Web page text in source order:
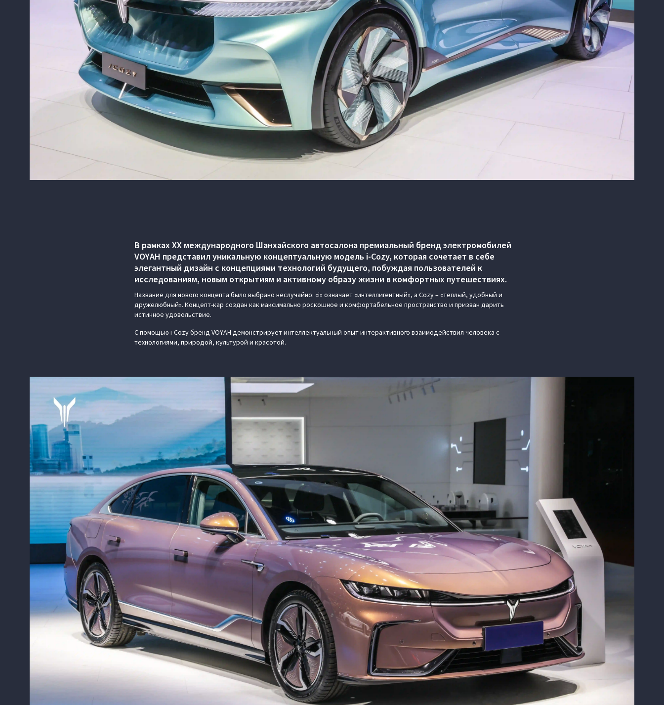
В рамках ХХ международного Шанхайского автосалона премиальный бренд электромобилей
VOYAH представил уникальную концептуальную модель i-Cozy, которая сочетает в себе
элегантный дизайн с концепциями технологий будущего, побуждая пользователей к
исследованиям, новым открытиям и активному образу жизни в комфортных путешествиях.
Название для нового концепта было выбрано неслучайно: «i» означает «интеллигентный», а Cozy – «теплый, удобный и
дружелюбный». Концепт-кар создан как максимально роскошное и комфортабельное пространство и призван дарить
истинное удовольствие.
С помощью i-Cozy бренд VOYAH демонстрирует интеллектуальный опыт интерактивного взаимодействия человека с
технологиями, природой, культурой и красотой.